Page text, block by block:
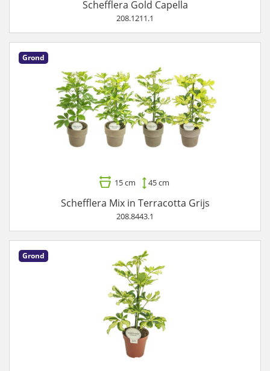
Schefflera Gold Capella
208.1211.1
Grond
15 cm 45 cm
Schefflera Mix in Terracotta Grijs
208.8443.1
Grond